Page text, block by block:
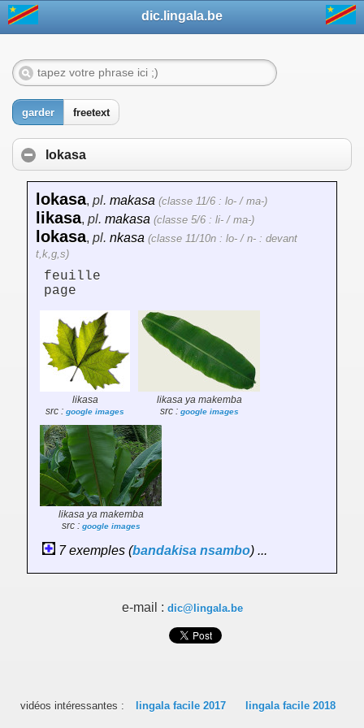
dic.lingala.be
garder freetext
lokasa
lokasa, pl. makasa (classe 11/6 : lo- / ma-)
likasa, pl. makasa (classe 5/6 : li- / ma-)
lokasa, pl. nkasa (classe 11/10n : lo- / n- : devant
t,k,g,s)
feuille
page
likasa
src : google images
likasa ya makemba
src : google images
likasa ya makemba
src : google images
7 exemples (bandakisa nsambo) ...
e-mail : dic@lingala.be
vidéos intéressantes : lingala facile 2017 lingala facile 2018